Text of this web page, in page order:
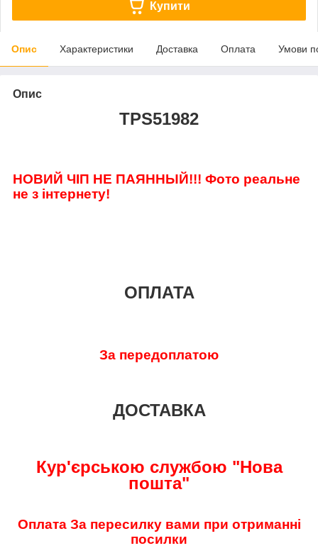
Купити
Опис Характеристики Доставка Оплата Умови
Опис
TPS51982
НОВИЙ ЧІП НЕ ПАЯННЫЙ!!! Фото реальне
не з інтернету!
ОПЛАТА
За передоплатою
ДОСТАВКА
Кур'єрською службою "Нова
пошта"
Оплата За пересилку вами при отриманні
посилки